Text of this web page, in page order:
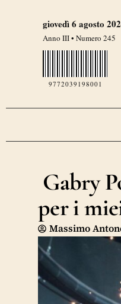
giovedì 6 agosto
Anno III • Numero 245
9772039198001
Gabry
per i
Massimo